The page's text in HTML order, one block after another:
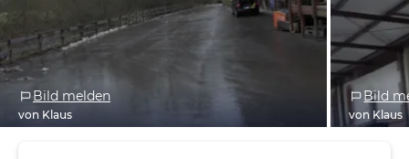
Bild melden
von Klaus
Bild
von Klaus